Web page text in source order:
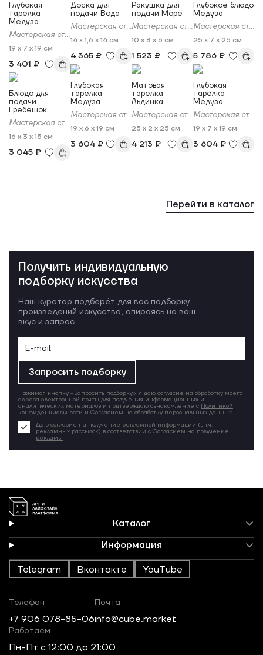
Глубокая
тарелка
Медуза
Мастерская стекла Скларна (Sklarna)
19 x 7 x 19 см
3 401 ₽
Блюдо для
подачи
Гребешок
Мастерская стекла Скларна (Sklarna)
16 x 3 x 15 см
3 045 ₽
Доска для
подачи Вода
Мастерская стекла Скларна (Sklarna)
14 x 1,6 x 14 см
4 365 ₽
Глубокая
тарелка
Медуза
Мастерская стекла Скларна (Sklarna)
19 x 6 x 19 см
3 604 ₽
Ракушка для
подачи Море
Мастерская стекла Скларна (Sklarna)
10 x 3 x 6 см
1 523 ₽
Матовая
тарелка
Льдинка
Мастерская стекла Скларна (Sklarna)
25 x 2 x 25 см
4 213 ₽
Глубокое блюдо
Медуза
Мастерская стекла Скларна (Sklarna)
25 x 7 x 25 см
5 786 ₽
Глубокая
тарелка
Медуза
Мастерская стекла Скларна (Sklarna)
19 x 7 x 19 см
3 604 ₽
Перейти в каталог
Получить индивидуальную
подборку искусства
Наш куратор подберёт для вас подборку
произведений искусства, опираясь на ваш
вкус и запрос.
Запросить подборку
Нажимая кнопку «Запросить подборку», я даю согласие на обработку моего
адреса электронной почты для получения информационных и
аналитических материалов и подтверждаю ознакомление с Политикой
конфиденциальности и Согласием на обработку персональных данных.
Даю согласие на получение рекламной информации (в т.ч.
рекламных рассылок) в соответствии с Согласием на получение
рекламы
Каталог
Информация
Telegram Вконтакте YouTube
Телефон
+7 906 078-85-06
Почта
info@cube.market
Работаем
Пн-Пт c 12:00 до 21:00